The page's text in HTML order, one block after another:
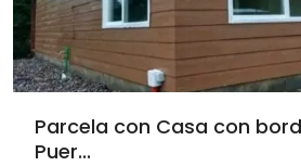
Parcela con Casa con
Puer...